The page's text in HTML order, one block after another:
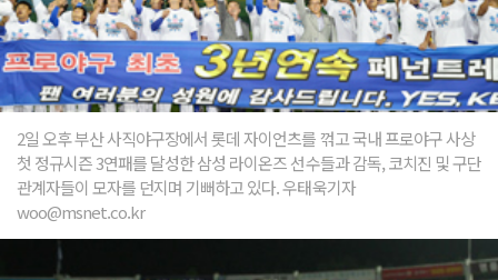
2일 오후 부산 사직야구장에서 롯데 자이언츠를 꺾고 국내 프로야구 사상
첫 정규시즌 3연패를 달성한 삼성 라이온즈 선수들과 감독, 코치진 및 구단
관계자들이 모자를 던지며 기뻐하고 있다. 우태욱기자
woo@msnet.co.kr